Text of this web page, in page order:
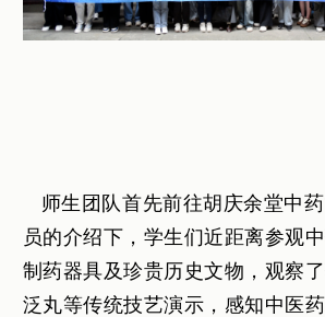
师生团队首先前往胡庆余堂中
员的介绍下，学生们近距离参观
制药器具及珍贵历史文物，观察
泛丸等传统技艺演示，感知中医